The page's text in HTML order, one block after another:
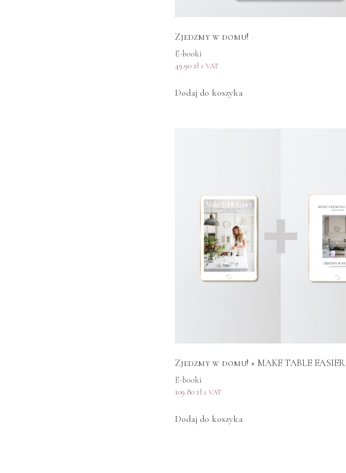
Zjedzmy w domu!
E-booki
49.90zł z VAT
Dodaj do koszyka
Zjedzmy w domu! + MAKE TABLE EASIER
E-booki
109.80zł z VAT
Dodaj do koszyka